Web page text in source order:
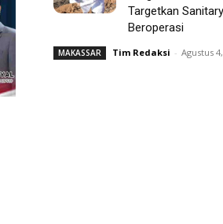
Targetkan
Beroperasi
MAKASSAR Tim Redaksi - Agustus